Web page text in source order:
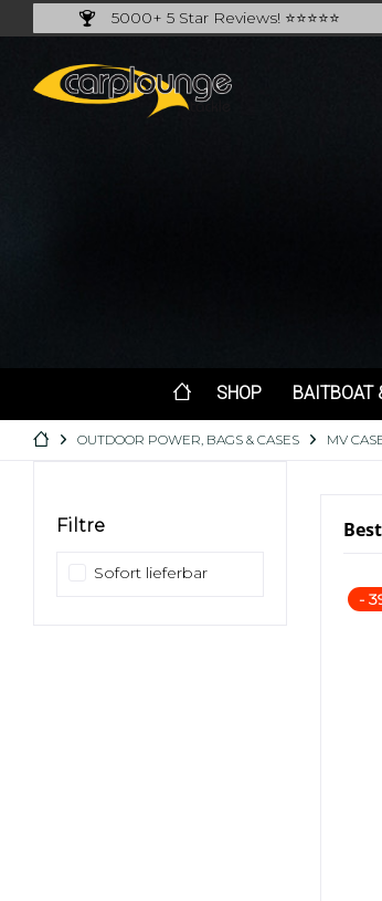
5000+ 5 Star Reviews! ⭐⭐⭐⭐⭐
SHOP BAITBOAT
OUTDOOR POWER, BAGS & CASES MV
Filtre
Sofort lieferbar
-